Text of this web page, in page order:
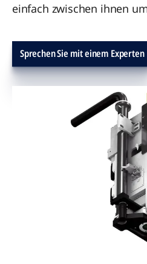
einfach zwischen ihnen
Sprechen Sie mit einem Experten